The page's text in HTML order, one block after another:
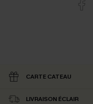
CARTE CATEAU
LIVRAISON ÉCLAIR